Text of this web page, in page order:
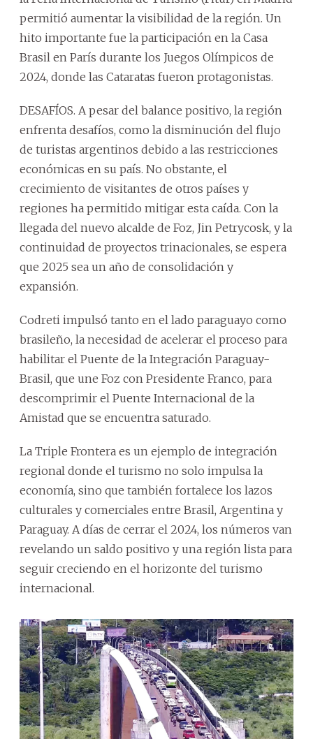
permitió aumentar la visibilidad de la región. Un
hito importante fue la participación en la Casa
Brasil en París durante los Juegos Olímpicos de
2024, donde las Cataratas fueron protagonistas.
DESAFÍOS. A pesar del balance positivo, la región
enfrenta desafíos, como la disminución del flujo
de turistas argentinos debido a las restricciones
económicas en su país. No obstante, el
crecimiento de visitantes de otros países y
regiones ha permitido mitigar esta caída. Con la
llegada del nuevo alcalde de Foz, Jin Petrycosk, y la
continuidad de proyectos trinacionales, se espera
que 2025 sea un año de consolidación y
expansión.
Codreti impulsó tanto en el lado paraguayo como
brasileño, la necesidad de acelerar el proceso para
habilitar el Puente de la Integración Paraguay-
Brasil, que une Foz con Presidente Franco, para
descomprimir el Puente Internacional de la
Amistad que se encuentra saturado.
La Triple Frontera es un ejemplo de integración
regional donde el turismo no solo impulsa la
economía, sino que también fortalece los lazos
culturales y comerciales entre Brasil, Argentina y
Paraguay. A días de cerrar el 2024, los números van
revelando un saldo positivo y una región lista para
seguir creciendo en el horizonte del turismo
internacional.